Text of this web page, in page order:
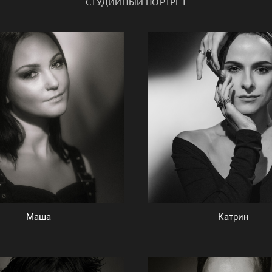
Маша Катрин